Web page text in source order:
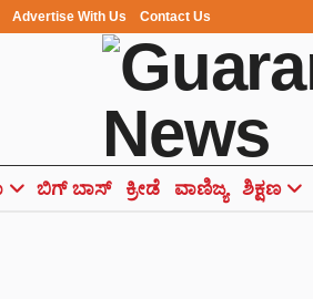
Advertise With Us Contact Us
ಬಿಗ್ ಬಾಸ್ ಕ್ರೀಡೆ ವಾಣಿಜ್ಯ ಶಿಕ್ಷಣ